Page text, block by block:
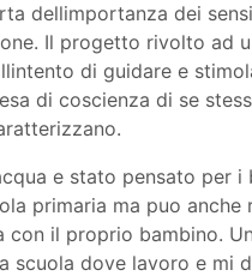
dellimportanza dei
Il progetto rivolto ad
di guidare e
di coscienza di se
e stato pensato per
primaria ma puo
con il proprio bambino.
scuola dove lavoro e mi